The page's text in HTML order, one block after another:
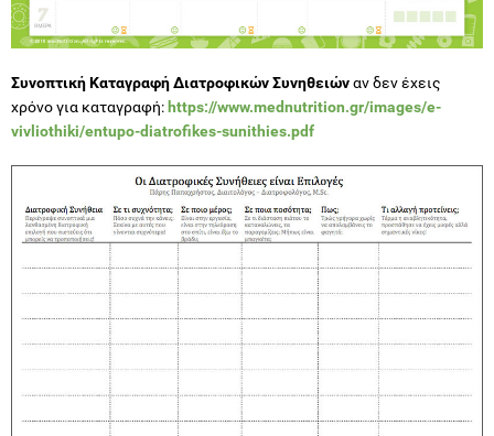
Συνοπτική Καταγραφή Διατροφικών Συνηθειώναν δεν έχεις
χρόνο για καταγραφή: https://www.mednutrition.gr/images/e-
vivliothiki/entupo-diatrofikes-sunithies.pdf